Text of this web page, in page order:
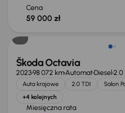
Cena
59 000 zł
Škoda Octavia
202398 072 kmAutomatDiesel2.0
Auta krajowe 2.0 TDI Salon
+4 kolejnych
Miesięczna rata